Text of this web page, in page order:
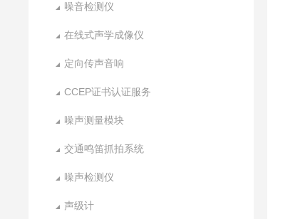
噪音检测仪
在线式声学成像仪
定向传声音响
CCEP证书认证服务
噪声测量模块
交通鸣笛抓拍系统
噪声检测仪
声级计